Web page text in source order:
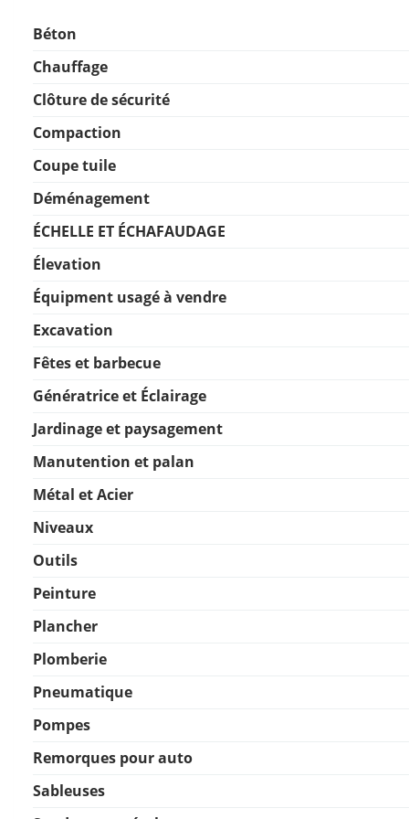
Béton
Chauffage
Clôture de sécurité
Compaction
Coupe tuile
Déménagement
ÉCHELLE ET ÉCHAFAUDAGE
Élevation
Équipment usagé à vendre
Excavation
Fêtes et barbecue
Génératrice et Éclairage
Jardinage et paysagement
Manutention et palan
Métal et Acier
Niveaux
Outils
Peinture
Plancher
Plomberie
Pneumatique
Pompes
Remorques pour auto
Sableuses